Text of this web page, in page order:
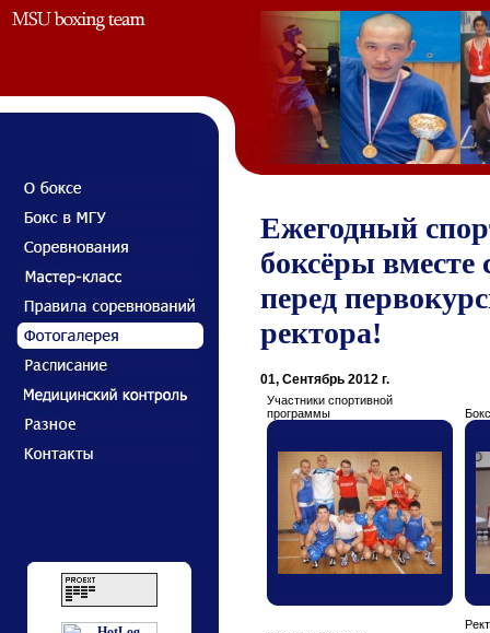
Ежегодный
боксёры
перед
ректора!
01, Сентябрь 2012 г.
Участники спортивной
программы